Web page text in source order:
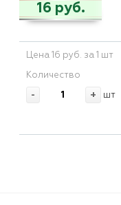
16 руб.
Цена 16 руб. за 1 шт
Количество
- + шт